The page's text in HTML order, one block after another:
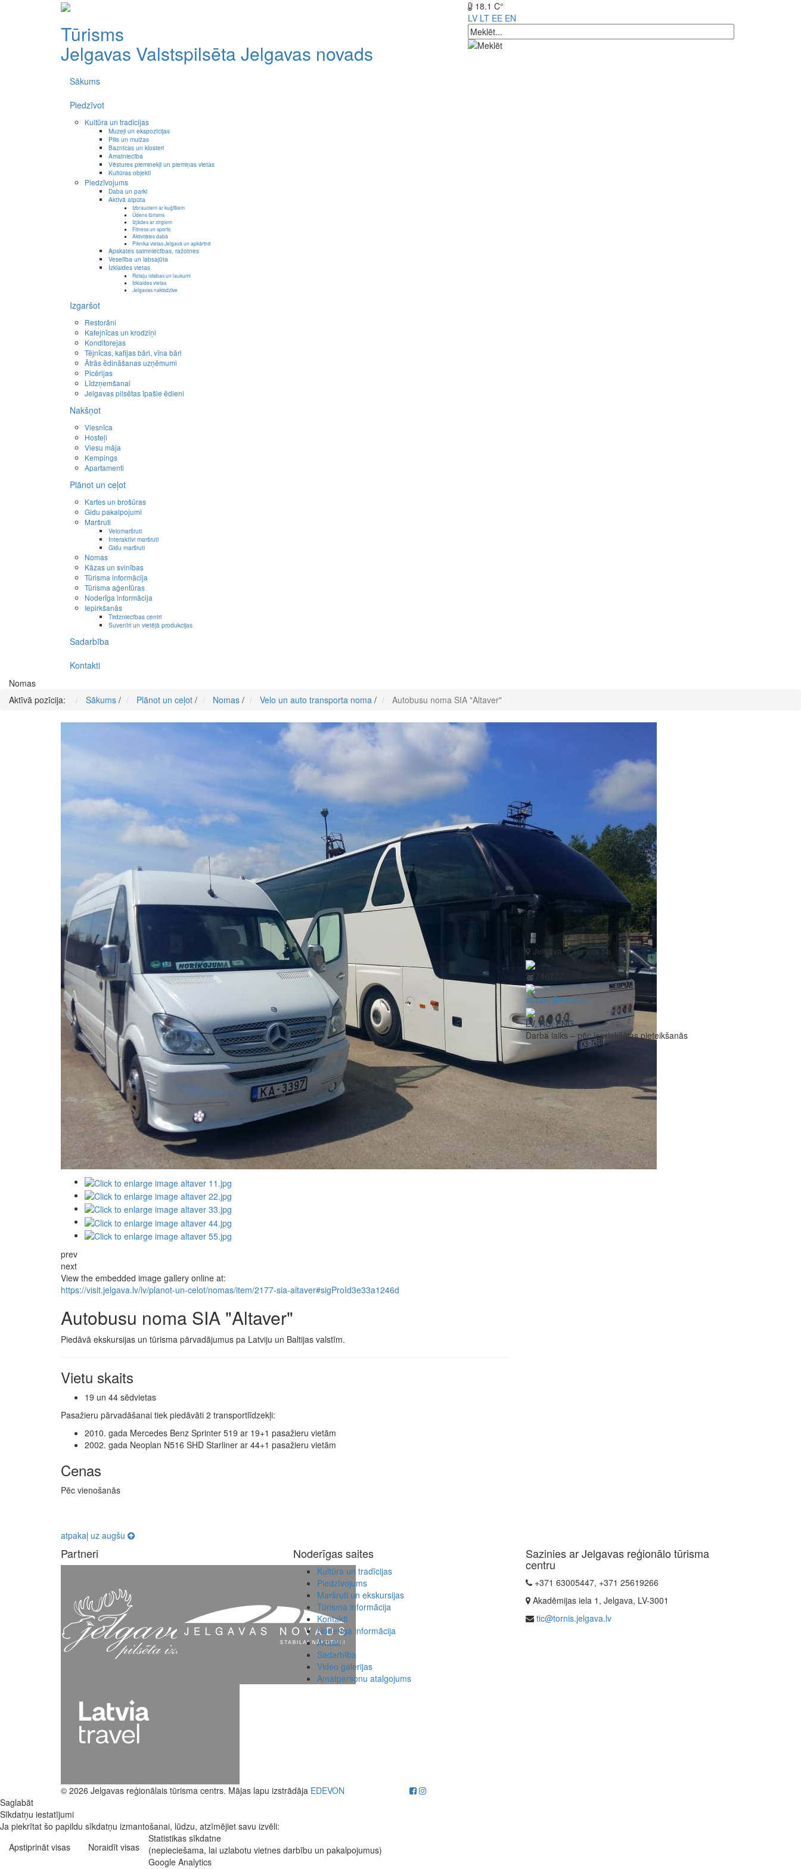
Tūrisms
Jelgavas Valstspilsēta Jelgavas novads
18.1 C°
LV LT EE EN
Sākums
Piedzīvot
Kultūra un tradīcijas
Muzeji un ekspozīcijas
Pilis un muižas
Baznīcas un klosteri
Amatniecība
Vēstures pieminekļi un piemiņas vietas
Kultūras objekti
Piedzīvojums
Daba un parki
Aktīvā atpūta
Izbraucieni ar kuģīšiem
Ūdens tūrisms
Izjādes ar zirgiem
Fitness un sports
Aktivitātes dabā
Piknika vietas Jelgavā un apkārtnē
Apskates saimniecības, ražotnes
Veselība un labsajūta
Izklaides vietas
Rotaļu istabas un laukumi
Izklaides vietas
Jelgavas naktsdzīve
Izgaršot
Restorāni
Kafejnīcas un krodziņi
Konditorejas
Tējnīcas, kafijas bāri, vīna bāri
Ātrās ēdināšanas uzņēmumi
Picērijas
Līdzņemšanai
Jelgavas pilsētas īpašie ēdieni
Nakšņot
Viesnīca
Hosteļi
Viesu māja
Kempings
Apartamenti
Plānot un ceļot
Kartes un brošūras
Gidu pakalpojumi
Maršruti
Velomaršruti
Interaktīvi maršruti
Gidu maršruti
Nomas
Kāzas un svinības
Tūrisma informācija
Tūrisma aģentūras
Noderīga informācija
Iepirkšanās
Tirdzniecības centri
Suvenīri un vietējā produkcijas
Sadarbība
Kontakti
Nomas
Aktīvā pozīcija:
Sākums / Plānot un ceļot / Nomas / Velo un auto transporta noma / Autobusu noma SIA "Altaver"
prev
next
View the embedded image gallery online at:
https://visit.jelgava.lv/lv/planot-un-celot/nomas/item/2177-sia-altaver#sigProId3e33a1246d
Autobusu noma SIA "Altaver"
Piedāvā ekskursijas un tūrisma pārvadājumus pa Latviju un Baltijas valstīm.
Vietu skaits
19 un 44 sēdvietas
Pasažieru pārvadāšanai tiek piedāvāti 2 transportlīdzekļi:
2010. gada Mercedes Benz Sprinter 519 ar 19+1 pasažieru vietām
2002. gada Neoplan N516 SHD Starliner ar 44+1 pasažieru vietām
Cenas
Pēc vienošanās
atpakaļ uz augšu
Jelgava, Zāļu iela 5a
27746777
altaver@inbox.lv
LV, RU, ENG
Darba laiks – pēc iepriekšējas pieteikšanās
Partneri Noderīgas saites
Kultūra un tradīcijas
Piedzīvojums
Maršruti un ekskursijas
Tūrisma informācija
Kontakti
Noderīga informācija
Aktuāli
Sadarbība
Video galerijas
Amatpersonu atalgojums
Sazinies ar Jelgavas reģionālo tūrisma
centru
+371 63005447, +371 25619266
Akadēmijas iela 1, Jelgava, LV-3001
tic@tornis.jelgava.lv
© 2026 Jelgavas reģionālais tūrisma centrs. Mājas lapu izstrādāja EDEVON
Saglabāt
Sīkdatņu iestatījumi
Ja piekrītat šo papildu sīkdatņu izmantošanai, lūdzu, atzīmējiet savu izvēli:
Apstiprināt visas
Noraidīt visas
Statistikas sīkdatne
(nepieciešama, lai uzlabotu vietnes darbību un pakalpojumus)
Google Analytics